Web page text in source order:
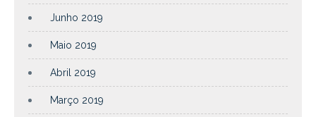
Junho 2019
Maio 2019
Abril 2019
Março 2019